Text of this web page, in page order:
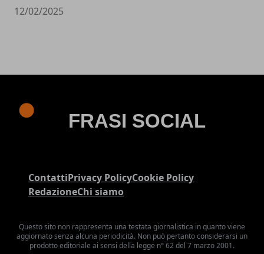
12/02/2025
ContattiPrivacy PolicyCookie Policy
RedazioneChi siamo
Questo sito non rappresenta una testata giornalistica in quanto viene
aggiornato senza alcuna periodicità. Non può pertanto considerarsi un
prodotto editoriale ai sensi della legge n° 62 del 7 marzo 2001.